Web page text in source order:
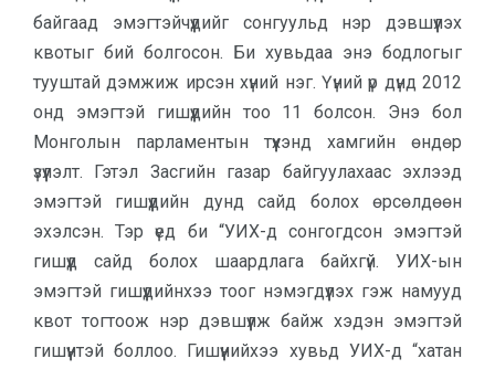
байгаад эмэгтэйчүүдийг сонгуульд нэр дэвшүүлэх
квотыг бий болгосон. Би хувьдаа энэ бодлогыг
тууштай дэмжиж ирсэн хүний нэг. Үүний үр дүнд 2012
онд эмэгтэй гишүүдийн тоо 11 болсон. Энэ бол
Монголын парламентын түүхэнд хамгийн өндөр
үзүүлэлт. Гэтэл Засгийн газар байгуулахаас эхлээд
эмэгтэй гишүүдийн дунд сайд болох өрсөлдөөн
эхэлсэн. Тэр үед би “УИХ-д сонгогдсон эмэгтэй
гишүүд сайд болох шаардлага байхгүй. УИХ-ын
эмэгтэй гишүүдийнхээ тоог нэмэгдүүлэх гэж намууд
квот тогтоож нэр дэвшүүлж байж хэдэн эмэгтэй
гишүүнтэй боллоо. Гишүүнийхээ хувьд УИХ-д “хатан